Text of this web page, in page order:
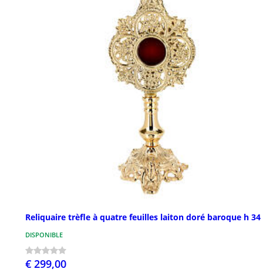
Reliquaire trèfle à quatre feuilles laiton doré baroque h 34
DISPONIBLE
€ 299,00